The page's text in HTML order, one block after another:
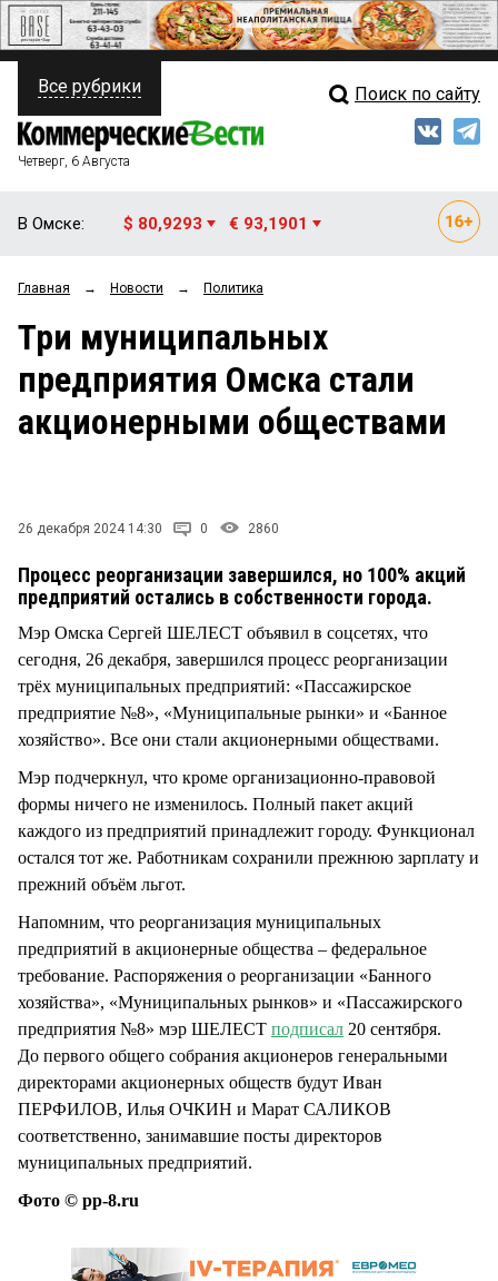
ПОЛИТИКА
ФИНАНСЫ
ОБЩЕСТВО
ЗАКОН
НОВОСТИ КОМПАНИЙ
Свежий выпуск
Рейтинги
Блоги
Архив
Все рубрики Поиск по сайту
Четверг, 6 Августа
В Омске: $ 80,9293 € 93,1901
Главная → Новости → Политика
Три муниципальных
предприятия Омска стали
акционерными обществами
26 декабря 2024 14:30 0 2860
Процесс реорганизации завершился, но 100% акций
предприятий остались в собственности города.
Мэр Омска Сергей ШЕЛЕСТ объявил в соцсетях, что
сегодня, 26 декабря, завершился процесс реорганизации
трёх муниципальных предприятий: «Пассажирское
предприятие №8», «Муниципальные рынки» и «Банное
хозяйство». Все они стали акционерными обществами.
Мэр подчеркнул, что кроме организационно-правовой
формы ничего не изменилось. Полный пакет акций
каждого из предприятий принадлежит городу. Функционал
остался тот же. Работникам сохранили прежнюю зарплату и
прежний объём льгот.
Напомним, что реорганизация муниципальных
предприятий в акционерные общества – федеральное
требование. Распоряжения о реорганизации «Банного
хозяйства», «Муниципальных рынков» и «Пассажирского
предприятия №8» мэр ШЕЛЕСТ подписал 20 сентября.
До первого общего собрания акционеров генеральными
директорами акционерных обществ будут Иван
ПЕРФИЛОВ, Илья ОЧКИН и Марат САЛИКОВ
соответственно, занимавшие посты директоров
муниципальных предприятий.
Фото © pp-8.ru